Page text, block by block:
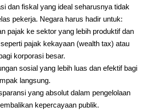
dan fiskal yang ideal seharusnya tidak
pekerja. Negara harus hadir untuk:
pajak ke sektor yang lebih produktif dan
pajak kekayaan (wealth tax) atau
korporasi besar.
sosial yang lebih luas dan efektif bagi
langsung.
yang absolut dalam pengelolaan
kepercayaan publik.